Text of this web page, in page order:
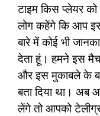
टाइम किस प्लेयर
लोग कहेंगे कि आप
बारे में कोई भी
देता हूं। हमने इस
और इस मुकाबले के
बता दिया था।
लेंगे तो आपको